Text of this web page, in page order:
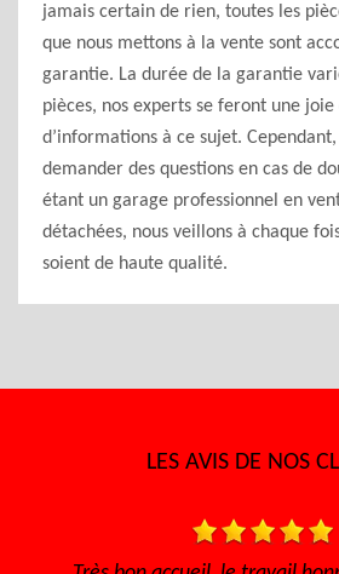
jamais certain de rien, toutes les
que nous mettons à la vente sont
garantie. La durée de la garantie
pièces, nos experts se feront une
d’informations à ce sujet.
demander des questions en cas de
étant un garage professionnel en
détachées, nous veillons à chaque
soient de haute qualité.
LES AVIS DE NOS